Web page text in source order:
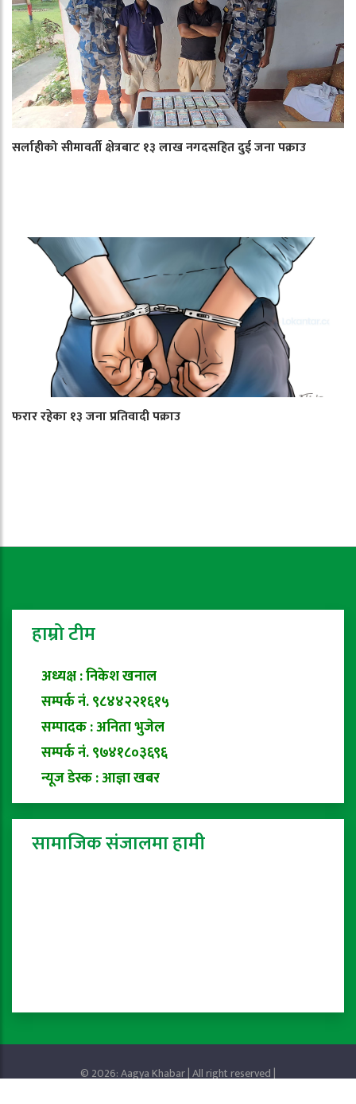
सर्लाहीको सीमावर्ती क्षेत्रबाट १३ लाख नगदसहित दुई जना पक्राउ
फरार रहेका १३ जना प्रतिवादी पक्राउ
हाम्रो टीम
अध्यक्ष : निकेश खनाल
सम्पर्क नं. ९८४४२२१६१५
सम्पादक : अनिता भुजेल
सम्पर्क नं. ९७४१८०३६९६
न्यूज डेस्क : आज्ञा खबर
सामाजिक संजालमा हामी
© 2026: Aagya Khabar | All right reserved |